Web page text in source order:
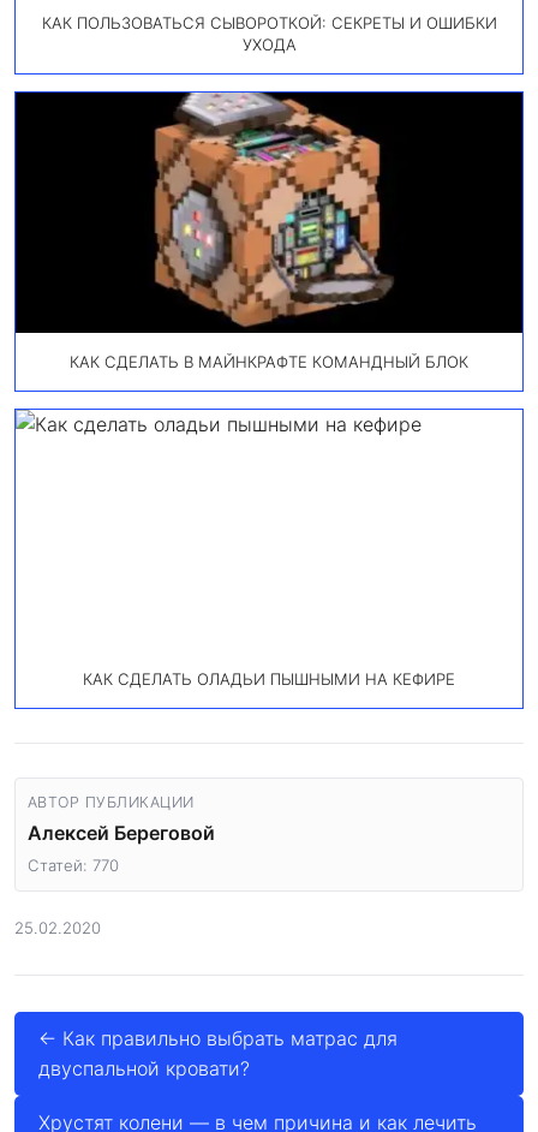
КАК ПОЛЬЗОВАТЬСЯ СЫВОРОТКОЙ: СЕКРЕТЫ И ОШИБКИ
УХОДА
КАК СДЕЛАТЬ В МАЙНКРАФТЕ КОМАНДНЫЙ БЛОК
КАК СДЕЛАТЬ ОЛАДЬИ ПЫШНЫМИ НА КЕФИРЕ
АВТОР ПУБЛИКАЦИИ
Алексей Береговой
Статей: 770
25.02.2020
← Как правильно выбрать матрас для
двуспальной кровати?
Хрустят колени — в чем причина и как лечить